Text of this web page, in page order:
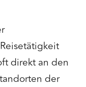
direkt an den
der